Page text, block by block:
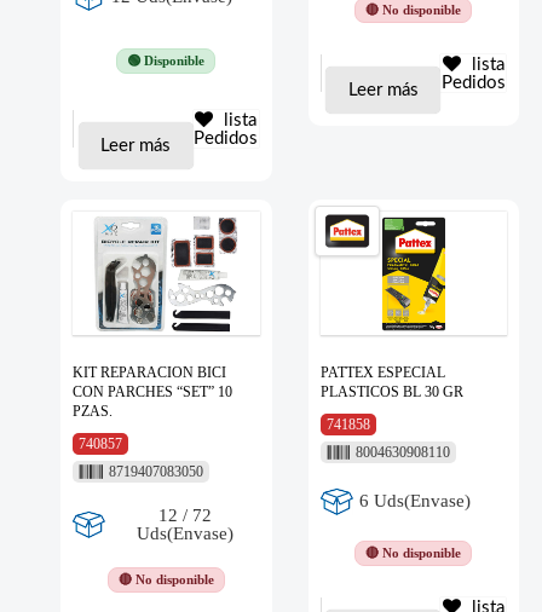
🟢 Disponible
Leer más
lista
Pedidos
🔴 No disponible
Leer más
lista
Pedidos
KIT REPARACION BICI
CON PARCHES “SET” 10
PZAS.
740857
8719407083050
12 / 72
Uds(Envase)
🔴 No disponible
PATTEX ESPECIAL
PLASTICOS BL 30 GR
741858
8004630908110
6 Uds(Envase)
🔴 No disponible
lista